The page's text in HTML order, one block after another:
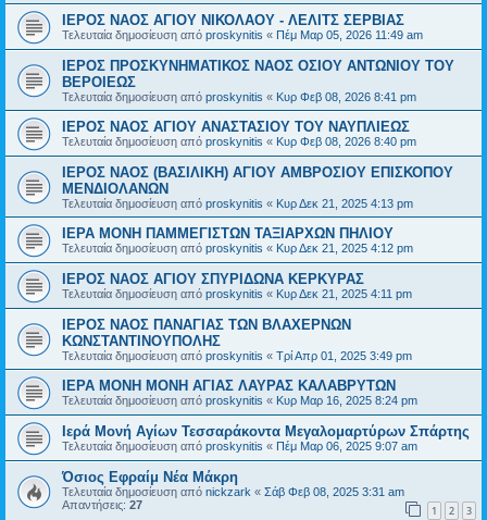
ΙΕΡΟΣ ΝΑΟΣ ΑΓΙΟΥ ΝΙΚΟΛΑΟΥ - ΛΕΛΙΤΣ ΣΕΡΒΙΑΣ
Τελευταία δημοσίευση από proskynitis « Πέμ Μαρ 05, 2026 11:49 am
ΙΕΡΟΣ ΠΡΟΣΚΥΝΗΜΑΤΙΚΟΣ ΝΑΟΣ ΟΣΙΟΥ ΑΝΤΩΝΙΟΥ ΤΟΥ
ΒΕΡΟΙΕΩΣ
Τελευταία δημοσίευση από proskynitis « Κυρ Φεβ 08, 2026 8:41 pm
ΙΕΡΟΣ ΝΑΟΣ ΑΓΙΟΥ ΑΝΑΣΤΑΣΙΟΥ ΤΟΥ ΝΑΥΠΛΙΕΩΣ
Τελευταία δημοσίευση από proskynitis « Κυρ Φεβ 08, 2026 8:40 pm
ΙΕΡΟΣ ΝΑΟΣ (ΒΑΣΙΛΙΚΗ) ΑΓΙΟΥ ΑΜΒΡΟΣΙΟΥ ΕΠΙΣΚΟΠΟΥ
ΜΕΝΔΙΟΛΑΝΩΝ
Τελευταία δημοσίευση από proskynitis « Κυρ Δεκ 21, 2025 4:13 pm
ΙΕΡΑ ΜΟΝΗ ΠΑΜΜΕΓΙΣΤΩΝ ΤΑΞΙΑΡΧΩΝ ΠΗΛΙΟΥ
Τελευταία δημοσίευση από proskynitis « Κυρ Δεκ 21, 2025 4:12 pm
ΙΕΡΟΣ ΝΑΟΣ ΑΓΙΟΥ ΣΠΥΡΙΔΩΝΑ ΚΕΡΚΥΡΑΣ
Τελευταία δημοσίευση από proskynitis « Κυρ Δεκ 21, 2025 4:11 pm
ΙΕΡΟΣ ΝΑΟΣ ΠΑΝΑΓΙΑΣ ΤΩΝ ΒΛΑΧΕΡΝΩΝ
ΚΩΝΣΤΑΝΤΙΝΟΥΠΟΛΗΣ
Τελευταία δημοσίευση από proskynitis « Τρί Απρ 01, 2025 3:49 pm
ΙΕΡΑ ΜΟΝΗ ΜΟΝΗ ΑΓΙΑΣ ΛΑΥΡΑΣ ΚΑΛΑΒΡΥΤΩΝ
Τελευταία δημοσίευση από proskynitis « Κυρ Μαρ 16, 2025 8:24 pm
Ιερά Μονή Αγίων Τεσσαράκοντα Μεγαλομαρτύρων Σπάρτης
Τελευταία δημοσίευση από proskynitis « Πέμ Μαρ 06, 2025 9:07 am
Όσιος Εφραίμ Νέα Μάκρη
Τελευταία δημοσίευση από nickzark « Σάβ Φεβ 08, 2025 3:31 am
Απαντήσεις: 27 1 2 3